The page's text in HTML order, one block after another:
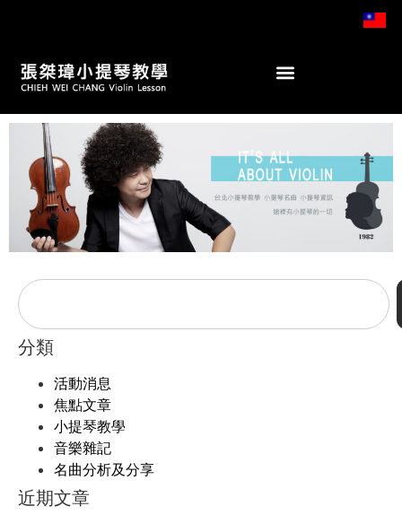
分類
活動消息
焦點文章
小提琴教學
音樂雜記
名曲分析及分享
近期文章